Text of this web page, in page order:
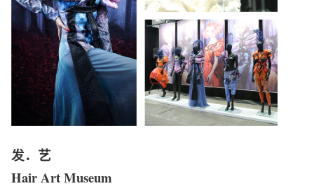
发．艺
Hair Art Museum